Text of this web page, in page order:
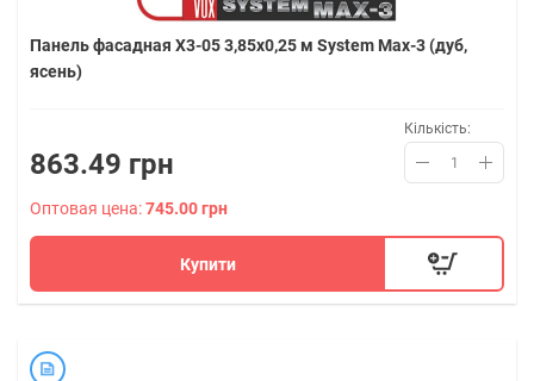
Панель фасадная X3-05 3,85х0,25 м System Max-3 (дуб,
ясень)
863.49 грн
Кількість:
Оптовая цена:745.00 грн
Купити